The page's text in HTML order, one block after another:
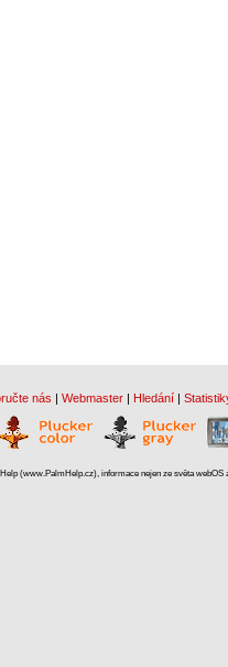
nás | Webmaster | Hledání |
(www.PalmHelp.cz), informace nejen ze světa